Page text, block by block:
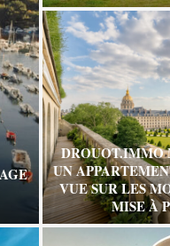
DROUOT.IMMO
UN
VUE SUR LES
MISE À